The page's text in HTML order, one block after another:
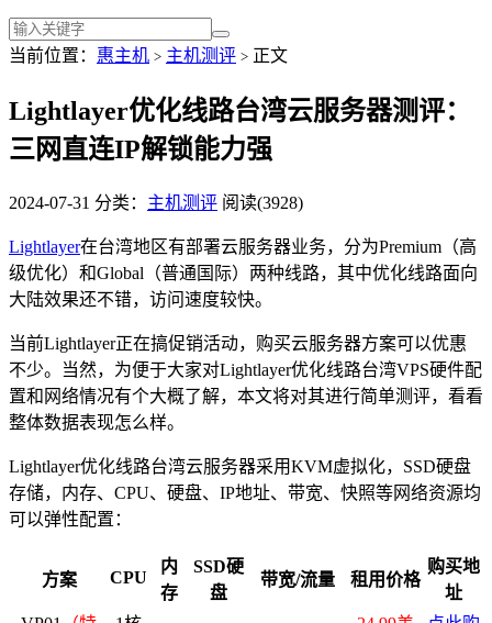
当前位置： 惠主机 > 主机测评 > 正文
Lightlayer优化线路台湾云服务器测评：
三网直连IP解锁能力强
2024-07-31 分类： 主机测评 阅读(3928)
Lightlayer在台湾地区有部署云服务器业务，分为Premium（高
级优化）和Global（普通国际）两种线路，其中优化线路面向
大陆效果还不错，访问速度较快。
当前Lightlayer正在搞促销活动，购买云服务器方案可以优惠
不少。当然，为便于大家对Lightlayer优化线路台湾VPS硬件配
置和网络情况有个大概了解，本文将对其进行简单测评，看看
整体数据表现怎么样。
Lightlayer优化线路台湾云服务器采用KVM虚拟化，SSD硬盘
存储，内存、CPU、硬盘、IP地址、带宽、快照等网络资源均
可以弹性配置：
方案 CPU
内
存
SSD硬
盘
带宽/流量 租用价格
购买地
址